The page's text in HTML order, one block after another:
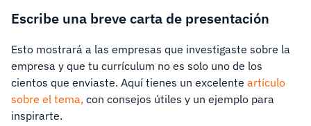
Escribe una breve carta de presentación
Esto mostrará a las empresas que investigaste sobre la
empresa y que tu currículum no es solo uno de los
cientos que enviaste. Aquí tienes un excelente artículo
sobre el tema, con consejos útiles y un ejemplo para
inspirarte.